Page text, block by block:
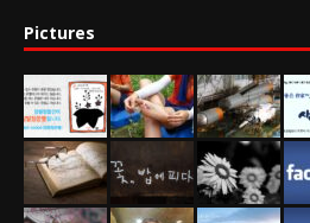
Pictures